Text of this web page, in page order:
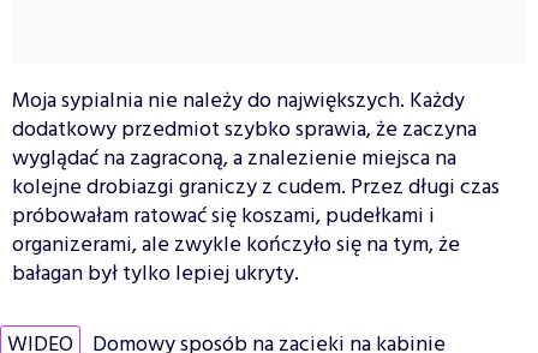
Moja sypialnia nie należy do największych. Każdy
dodatkowy przedmiot szybko sprawia, że zaczyna
wyglądać na zagraconą, a znalezienie miejsca na
kolejne drobiazgi graniczy z cudem. Przez długi czas
próbowałam ratować się koszami, pudełkami i
organizerami, ale zwykle kończyło się na tym, że
bałagan był tylko lepiej ukryty.
WIDEO Domowy sposób na zacieki na kabinie